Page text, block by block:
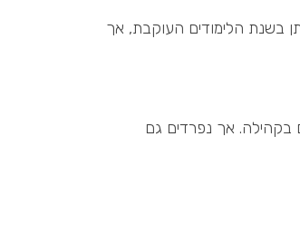
בשנת הלימודים העוקבת, אך
בקהילה. אך נפרדים גם